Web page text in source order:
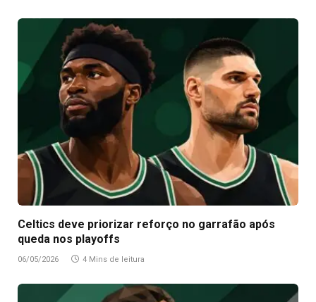
Celtics deve priorizar reforço no garrafão após
queda nos playoffs
06/05/2026 4 Mins de leitura